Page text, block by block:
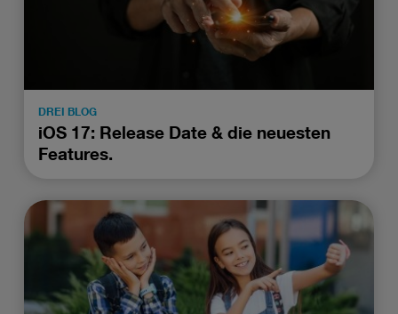
DREI BLOG
iOS 17: Release Date & die neuesten
Features.
Sie nur jene Cookies im Einsatz, die zur Funktion dieser
Website unerlässlich sind.